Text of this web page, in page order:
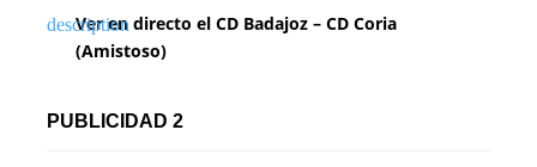
Ver en directo el CD Badajoz – CD Coria
(Amistoso)
PUBLICIDAD 2